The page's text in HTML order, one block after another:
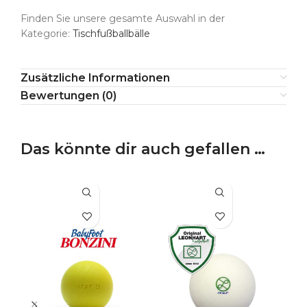
Finden Sie unsere gesamte Auswahl in der
Kategorie: Tischfußballbälle
Zusätzliche Informationen
Bewertungen (0)
Das könnte dir auch gefallen …